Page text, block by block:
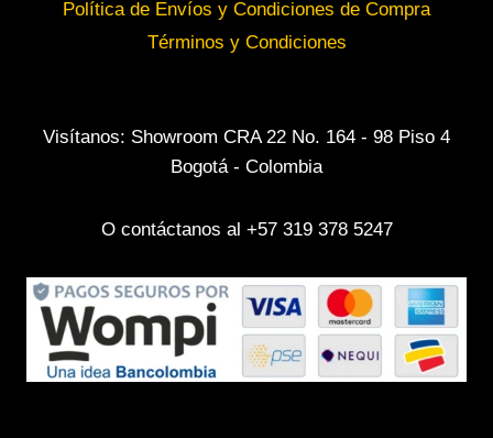
Política de Envíos y Condiciones de Compra
Términos y Condiciones
Visítanos: Showroom CRA 22 No. 164 - 98 Piso 4
Bogotá - Colombia
O contáctanos al +57 319 378 5247